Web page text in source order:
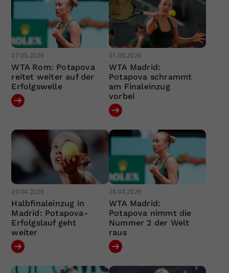
07.05.2026
WTA Rom: Potapova
reitet weiter auf der
Erfolgswelle
01.05.2026
WTA Madrid:
Potapova schrammt
am Finaleinzug
vorbei
29.04.2026
Halbfinaleinzug in
Madrid: Potapova-
Erfolgslauf geht
weiter
28.04.2026
WTA Madrid:
Potapova nimmt die
Nummer 2 der Welt
raus